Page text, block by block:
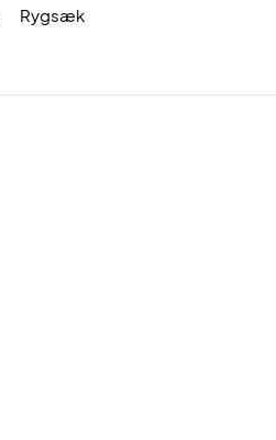
Rygsæk